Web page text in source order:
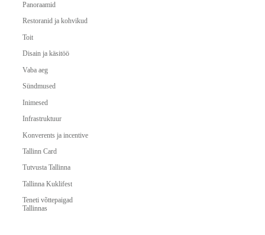
Panoraamid
Restoranid ja kohvikud
Toit
Disain ja käsitöö
Vaba aeg
Sündmused
Inimesed
Infrastruktuur
Konverents ja incentive
Tallinn Card
Tutvusta Tallinna
Tallinna Kuklifest
Teneti võttepaigad
Tallinnas